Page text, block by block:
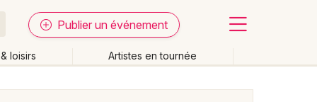
Publier un événement
loisirs Artistes en tournée